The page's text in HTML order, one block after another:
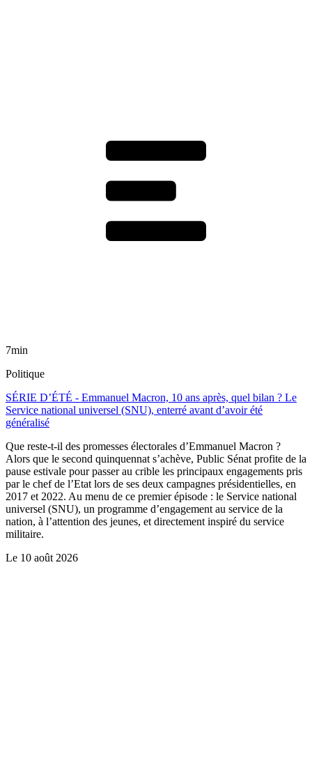
7min
Politique
SÉRIE D’ÉTÉ - Emmanuel Macron, 10 ans après, quel bilan ? Le
Service national universel (SNU), enterré avant d’avoir été
généralisé
Que reste-t-il des promesses électorales d’Emmanuel Macron ?
Alors que le second quinquennat s’achève, Public Sénat profite de la
pause estivale pour passer au crible les principaux engagements pris
par le chef de l’Etat lors de ses deux campagnes présidentielles, en
2017 et 2022. Au menu de ce premier épisode : le Service national
universel (SNU), un programme d’engagement au service de la
nation, à l’attention des jeunes, et directement inspiré du service
militaire.
Le 10 août 2026